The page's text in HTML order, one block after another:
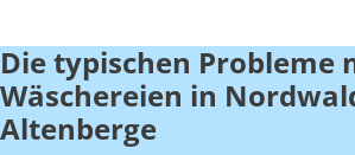
Die typischen Probleme
Wäschereien in
Altenberge